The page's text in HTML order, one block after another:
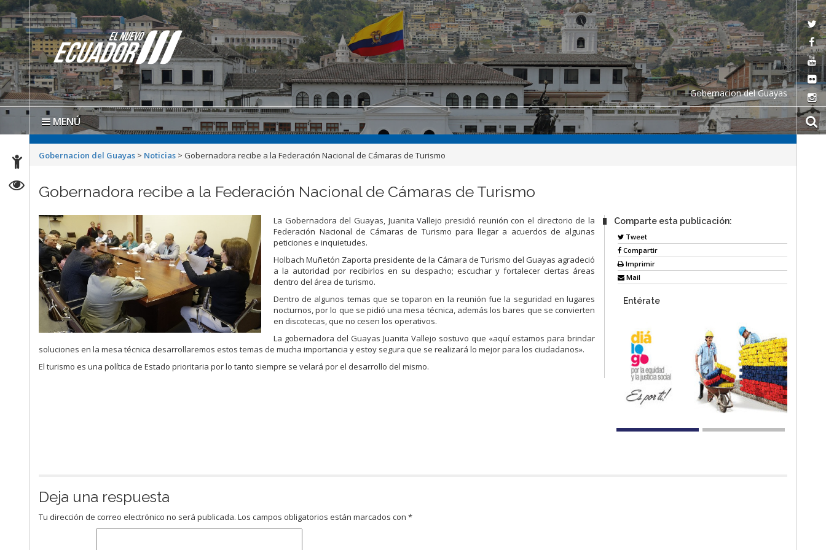
Gobernacion del Guayas
MENÚ
Gobernacion del Guayas > Noticias > Gobernadora recibe a la Federación Nacional de Cámaras de Turismo
Gobernadora recibe a la Federación Nacional de Cámaras de Turismo
La Gobernadora del Guayas, Juanita Vallejo presidió reunión con el directorio de la
Federación Nacional de Cámaras de Turismo para llegar a acuerdos de algunas
peticiones e inquietudes.
Holbach Muñetón Zaporta presidente de la Cámara de Turismo del Guayas agradeció
a la autoridad por recibirlos en su despacho; escuchar y fortalecer ciertas áreas
dentro del área de turismo.
Dentro de algunos temas que se toparon en la reunión fue la seguridad en lugares
nocturnos, por lo que se pidió una mesa técnica, además los bares que se convierten
en discotecas, que no cesen los operativos.
La gobernadora del Guayas Juanita Vallejo sostuvo que «aquí estamos para brindar
soluciones en la mesa técnica desarrollaremos estos temas de mucha importancia y estoy segura que se realizará lo mejor para los ciudadanos».
El turismo es una política de Estado prioritaria por lo tanto siempre se velará por el desarrollo del mismo.
Comparte esta publicación:
Tweet
Compartir
Imprimir
Mail
Entérate
Deja una respuesta
Tu dirección de correo electrónico no será publicada. Los campos obligatorios están marcados con*